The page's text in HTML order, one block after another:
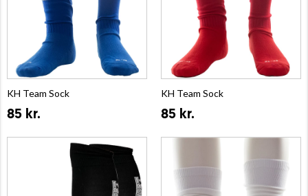
KH Team Sock
85 kr.
KH Team Sock
85 kr.